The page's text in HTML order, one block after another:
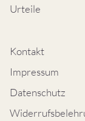
Urteile
Kontakt
Impressum
Datenschutz